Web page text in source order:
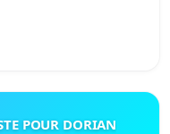
POUR DORIAN